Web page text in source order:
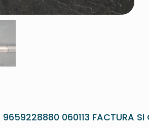
060113 FACTURA SI